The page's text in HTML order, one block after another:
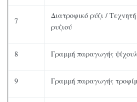
7
Διατροφικό ρύζι /
ρυζιού
8 Γραμμή παραγωγής
9 Γραμμή παραγωγής